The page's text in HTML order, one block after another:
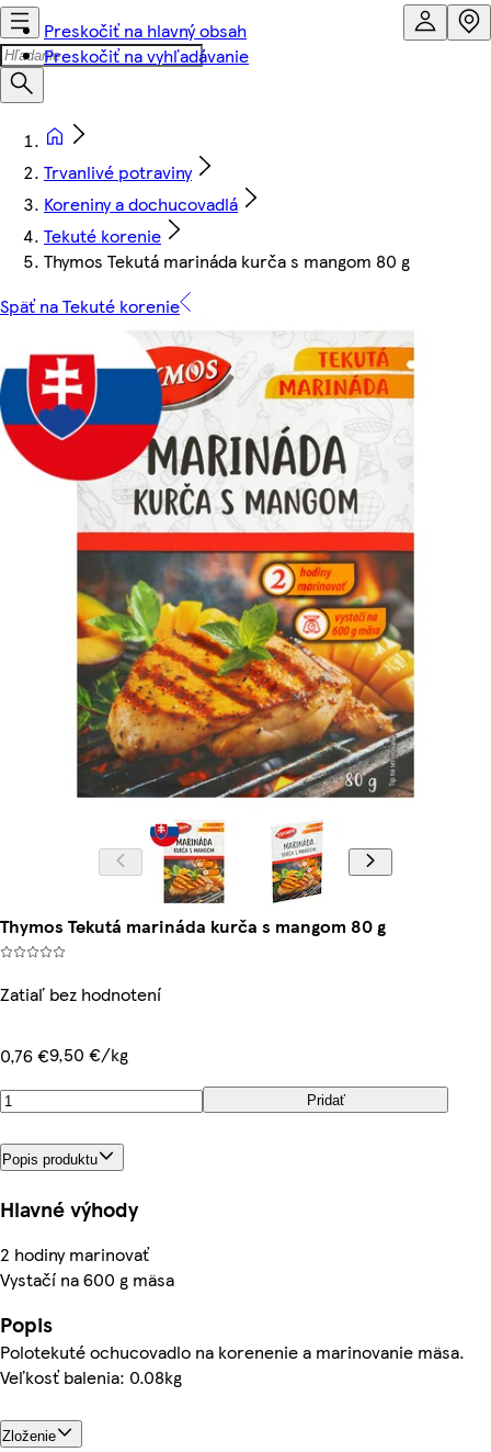
Preskočiť na hlavný obsah
Preskočiť na vyhľadávanie
Trvanlivé potraviny
Koreniny a dochucovadlá
Tekuté korenie
Thymos Tekutá marináda kurča s mangom 80 g
Späť na Tekuté korenie
Thymos Tekutá marináda kurča s mangom 80 g
Zatiaľ bez hodnotení
0,76 €9,50 €/kg
Pridať
Popis produktu
Hlavné výhody
2 hodiny marinovať
Vystačí na 600 g mäsa
Popis
Polotekuté ochucovadlo na korenenie a marinovanie mäsa.
Veľkosť balenia: 0.08kg
Zloženie